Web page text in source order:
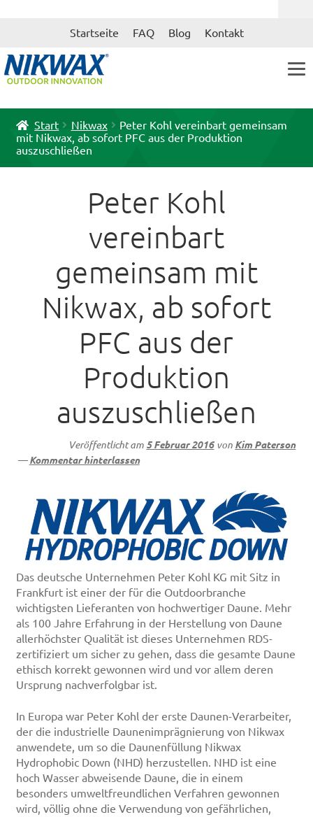
Navigation
Zum
Startseite FAQ Blog Kontakt
Start Nikwax
Peter Kohl vereinbart gemeinsam
mit Nikwax, ab sofort PFC aus der Produktion
auszuschließen
Veröffentlicht am 5 Februar 2016 von Kim Paterson
—Kommentar hinterlassen
Peter Kohl
vereinbart
gemeinsam mit
Nikwax, ab sofort
PFC aus der
Produktion
auszuschließen
Das deutsche Unternehmen Peter Kohl KG mit Sitz in
Frank­furt ist einer der für die Outdoorbranche
wichtigsten Lieferan­ten von hochwertiger Daune. Mehr
als 100 Jahre Erfahrung in der Herstellung von Daune
allerhöchster Qualität ist dieses Unternehmen RDS-
zertifiziert um sicher zu gehen, dass die gesamte Daune
ethisch korrekt gewonnen wird und vor allem deren
Ursprung nachverfolgbar ist.
In Europa war Peter Kohl der erste Daunen-Verarbeiter,
der die industrielle Daunenimprägnierung von Nikwax
anwendete, um so die Daunenfüllung Nikwax
Hydrophobic Down (NHD) herzustellen. NHD ist eine
hoch Wasser abweisende Daune, die in einem
besonders umweltfreundlichen Verfahren gewonnen
wird, völlig ohne die Verwendung von gefährlichen,